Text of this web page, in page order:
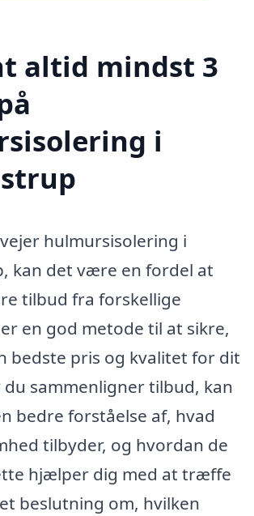
altid mindst 3
i
hulmursisolering i
kan det være en fordel at
tilbud fra forskellige
en god metode til at sikre,
bedste pris og kvalitet for dit
sammenligner tilbud, kan
bedre forståelse af, hvad
tilbyder, og hvordan de
hjælper dig med at træffe
beslutning om, hvilken